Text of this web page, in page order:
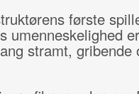
første
umenneskelighed er
stramt, gribende